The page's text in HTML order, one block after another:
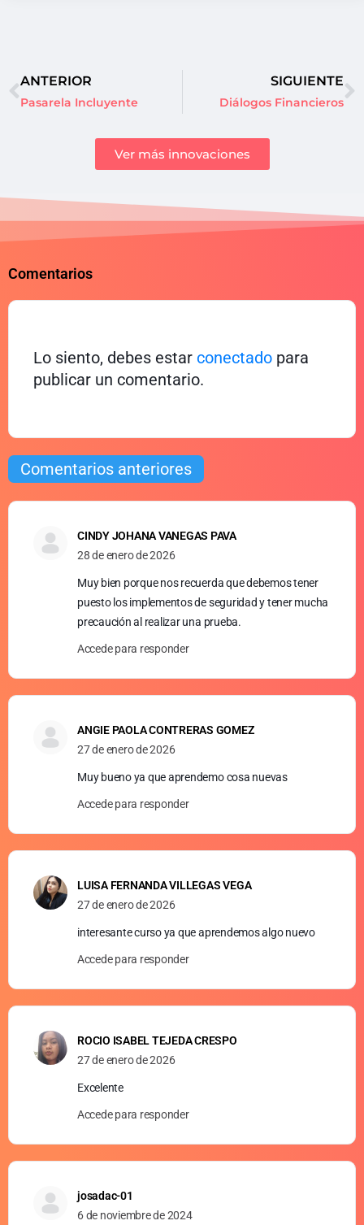
ANTERIOR
Pasarela Incluyente
SIGUIENTE
Diálogos Financieros
Ver más innovaciones
Comentarios
Lo siento, debes estar conectado para
publicar un comentario.
Comentarios anteriores
CINDY JOHANA VANEGAS PAVA
28 de enero de 2026
Muy bien porque nos recuerda que debemos tener
puesto los implementos de seguridad y tener mucha
precaución al realizar una prueba.
Accede para responder
ANGIE PAOLA CONTRERAS GOMEZ
27 de enero de 2026
Muy bueno ya que aprendemo cosa nuevas
Accede para responder
LUISA FERNANDA VILLEGAS VEGA
27 de enero de 2026
interesante curso ya que aprendemos algo nuevo
Accede para responder
ROCIO ISABEL TEJEDA CRESPO
27 de enero de 2026
Excelente
Accede para responder
josadac-01
6 de noviembre de 2024